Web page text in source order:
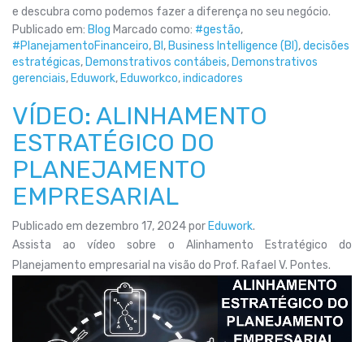
e descubra como podemos fazer a diferença no seu negócio.
Publicado em: Blog Marcado como: #gestão,
#PlanejamentoFinanceiro,BI,Business Intelligence (BI),decisões
estratégicas,Demonstrativos contábeis,Demonstrativos
gerenciais,Eduwork,Eduworkco,indicadores
VÍDEO: ALINHAMENTO
ESTRATÉGICO DO
PLANEJAMENTO
EMPRESARIAL
Publicado em dezembro 17, 2024porEduwork.
Assista ao vídeo sobre o Alinhamento Estratégico do
Planejamento empresarial na visão do Prof. Rafael V. Pontes.